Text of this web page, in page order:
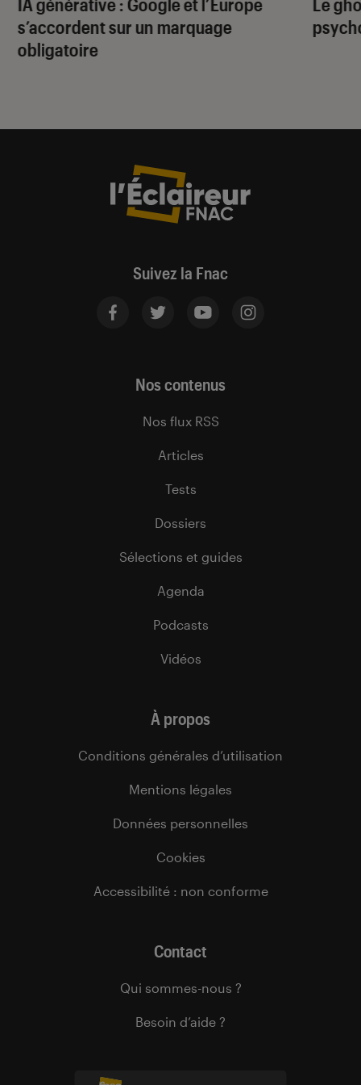
s’accordent sur un marquage
obligatoire
Suivez la Fnac
Nos contenus
Nos flux RSS
Articles
Tests
Dossiers
Sélections et guides
Agenda
Podcasts
Vidéos
À propos
Conditions générales d’utilisation
Mentions légales
Données personnelles
Cookies
Accessibilité : non conforme
Contact
Qui sommes-nous ?
Besoin d’aide ?